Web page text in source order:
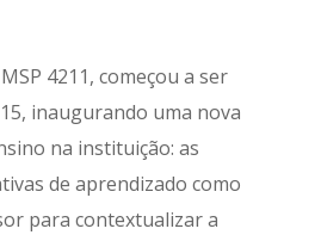
4211, começou a ser
inaugurando uma nova
na instituição: as
de aprendizado como
para contextualizar a